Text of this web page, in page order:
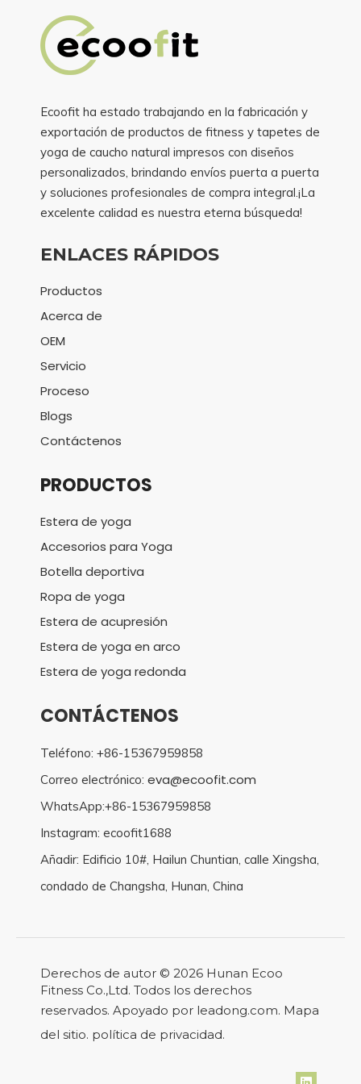
Ecoofit ha estado trabajando en la fabricación y
exportación de productos de fitness y tapetes de
yoga de caucho natural impresos con diseños
personalizados, brindando envíos puerta a puerta
y soluciones profesionales de compra integral.¡La
excelente calidad es nuestra eterna búsqueda!
ENLACES RÁPIDOS
Productos
Acerca de
OEM
Servicio
Proceso
Blogs
Contáctenos
PRODUCTOS
Estera de yoga
Accesorios para Yoga
Botella deportiva
Ropa de yoga
Estera de acupresión
Estera de yoga en arco
Estera de yoga redonda
CONTÁCTENOS
Teléfono: +86-15367959858
Correo electrónico: eva@ecoofit.com
WhatsApp:+86-15367959858
Instagram: ecoofit1688
Añadir: Edificio 10#, Hailun Chuntian, calle Xingsha,
condado de Changsha, Hunan, China
Derechos de autor © 2026 Hunan Ecoo
Fitness Co.,Ltd. Todos los derechos
reservados. Apoyado por leadong.com. Mapa
del sitio. política de privacidad.